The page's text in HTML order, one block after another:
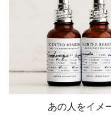
あの人をイメ